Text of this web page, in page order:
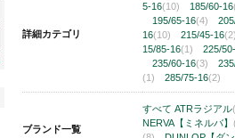
詳細カテゴリ
5-16(10) 185/60-16
195/65-16(4)
16(10) 215/45-16(2)
15/85-16(1) 225/
235/60-16(3)
(1)
285/75-16(2)
ブランド一覧
すべて ATRラジアル
NERVA【ミネルバ】